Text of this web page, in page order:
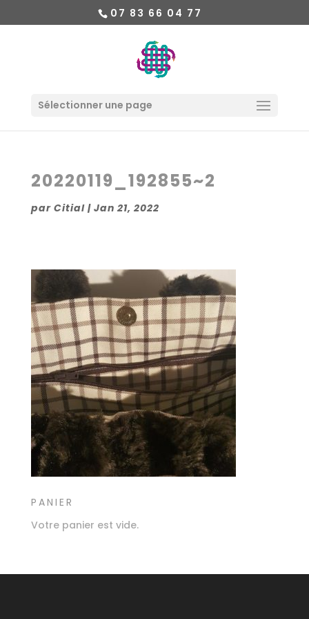
07 83 66 04 77
Sélectionner une page
20220119_192855~2
par Citial| Jan 21, 2022
PANIER
Votre panier est vide.